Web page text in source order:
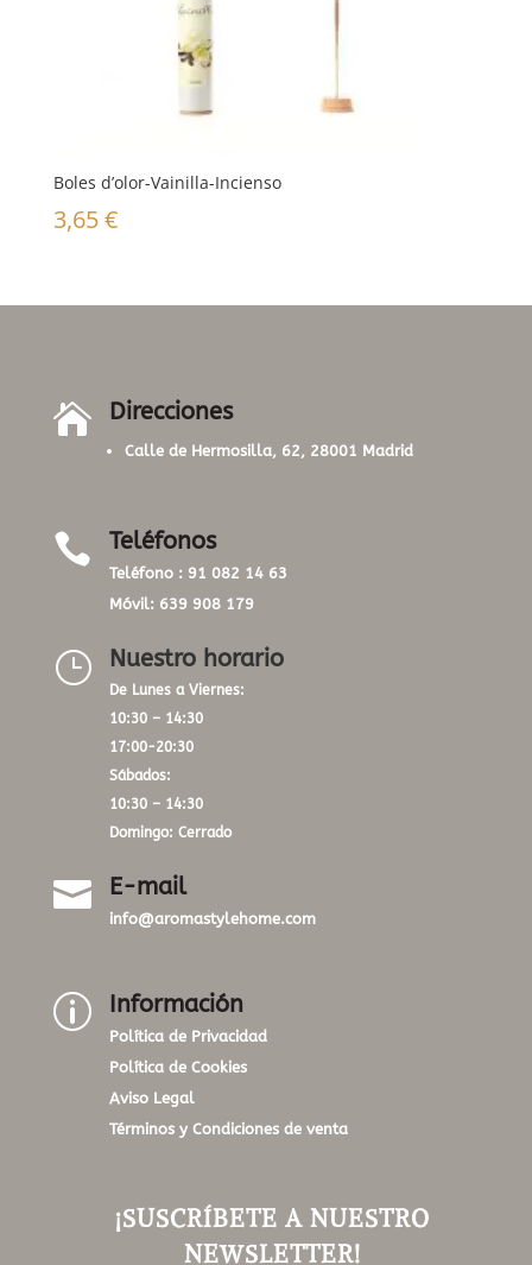
Boles d’olor-Vainilla-Incienso
3,65€
 Direcciones
Calle de Hermosilla, 62, 28001 Madrid
 Teléfonos
Teléfono : 91 082 14 63
Móvil: 639 908 179
} Nuestro horario
De Lunes a Viernes:
10:30 – 14:30
17:00-20:30
Sábados:
10:30 – 14:30
Domingo: Cerrado
 E-mail
info@aromastylehome.com
p Información
Política de Privacidad
Política de Cookies
Aviso Legal
Términos y Condiciones de venta
¡SUSCRÍBETE A NUESTRO
NEWSLETTER!